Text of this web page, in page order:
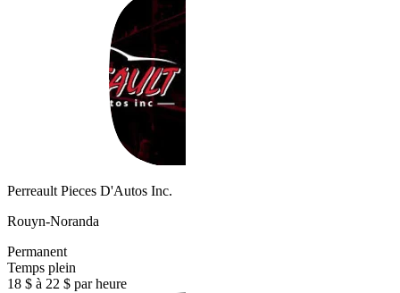
Perreault Pieces D'Autos Inc.
Rouyn-Noranda
Permanent
Temps plein
18 $ à 22 $ par heure